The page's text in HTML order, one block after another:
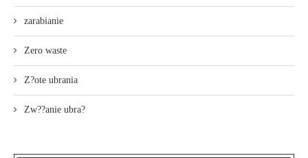
zarabianie
Zero waste
Z?ote ubrania
Zw??anie ubra?